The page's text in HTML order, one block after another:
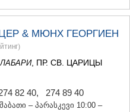
& МЮНХ ГЕОРГИЕН
)
, ПР. СВ. ЦАРИЦЫ
82 40, 274 89 40
– პარასკევი 10:00 –